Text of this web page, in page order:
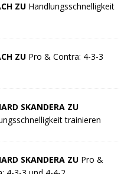
ZU Handlungsschnelligkeit
ZU Pro & Contra: 4-3-3
SKANDERA ZU
trainieren
SKANDERA ZU Pro &